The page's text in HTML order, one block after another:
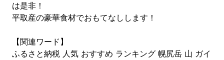
は是非！
平取産の豪華食材でおもてなしします！
【関連ワード】
ふるさと納税 人気 おすすめ ランキング 幌尻岳 山 ガイ